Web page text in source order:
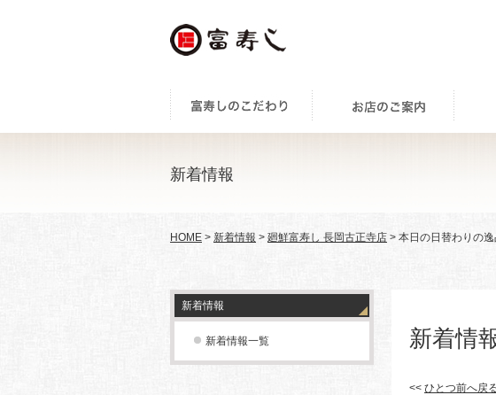
新着情報
HOME > 新着情報 > 廻鮮富寿し 長岡古正寺店 > 本日の日替わりの逸
新着情報
新着情報一覧 新着情
<< ひとつ前へ戻